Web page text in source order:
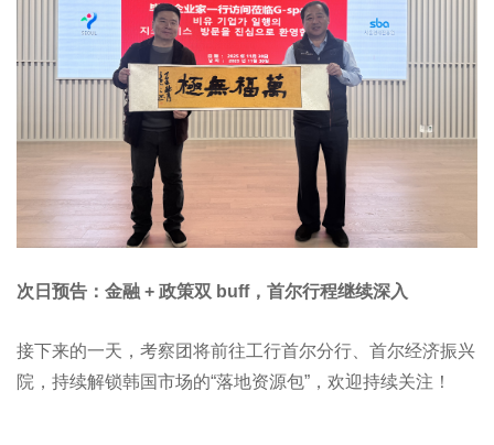
次日预告：金融 + 政策双 buff，首尔行程继续深入
接下来的一天，考察团将前往工行首尔分行、首尔经济振兴
院，持续解锁韩国市场的“落地资源包”，欢迎持续关注！